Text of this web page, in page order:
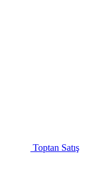
Toptan Satış